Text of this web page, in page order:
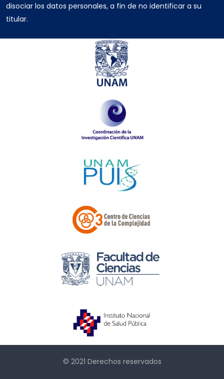
disociar los datos personales, a fin de no identificar a su
titular.
© 2021 Derechos reservados